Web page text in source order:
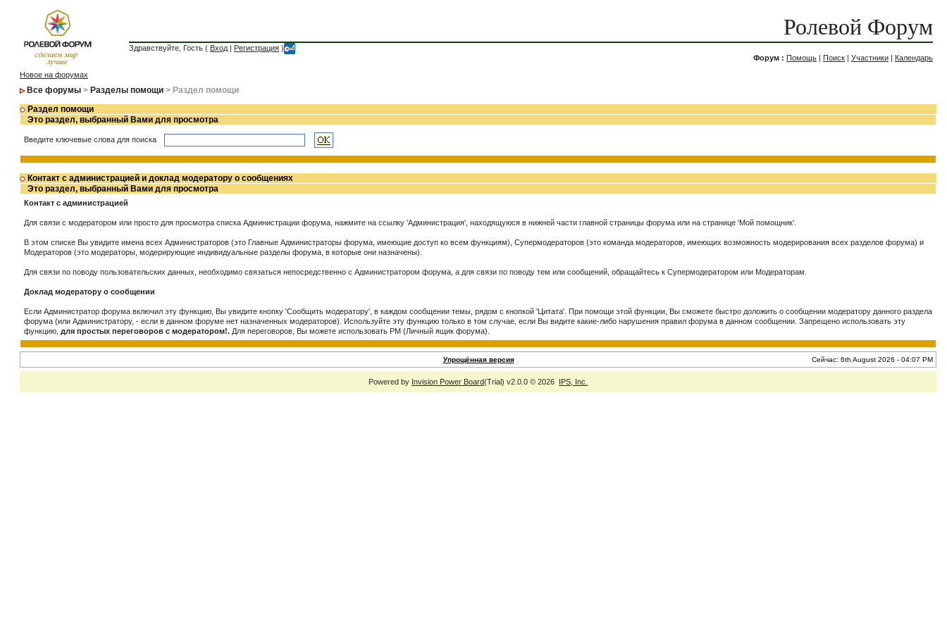
Ролевой Форум
Здравствуйте, Гость ( Вход | Регистрация )
Форум : Помощь | Поиск | Участники | Календарь
Новое на форумах
Все форумы > Разделы помощи > Раздел помощи
Раздел помощи
Это раздел, выбранный Вами для просмотра
Введите ключевые слова для поиска
Контакт с администрацией и доклад модератору о сообщениях
Это раздел, выбранный Вами для просмотра
Контакт с администрацией
Для связи с модератором или просто для просмотра списка Администрации форума, нажмите на ссылку 'Администрация', находящуюся в нижней части главной страницы форума или на странице 'Мой помощник'.
В этом списке Вы увидите имена всех Администраторов (это Главные Администраторы форума, имеющие доступ ко всем функциям), Супермодераторов (это команда модераторов, имеющих возможность модерирования всех разделов форума) и
Модераторов (это модераторы, модерирующие индивидуальные разделы форума, в которые они назначены).
Для связи по поводу пользовательских данных, необходимо связаться непосредственно с Администратором форума, а для связи по поводу тем или сообщений, обращайтесь к Супермодератором или Модераторам.
Доклад модератору о сообщении
Если Администратор форума включил эту функцию, Вы увидите кнопку 'Сообщить модератору', в каждом сообщении темы, рядом с кнопкой 'Цитата'. При помощи этой функции, Вы сможете быстро доложить о сообщении модератору данного раздела
форума (или Администратору, - если в данном форуме нет назначенных модераторов). Используйте эту функцию только в том случае, если Вы видите какие-либо нарушения правил форума в данном сообщении. Запрещено использовать эту
функцию, для простых переговоров с модератором!. Для переговоров, Вы можете использовать PM (Личный ящик форума).
Упрощённая версия Сейчас: 6th August 2026 - 04:07 PM
Powered by Invision Power Board(Trial) v2.0.0 © 2026 IPS, Inc.